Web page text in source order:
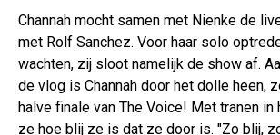
Channah mocht samen met Nienke de
met Rolf Sanchez. Voor haar solo
wachten, zij sloot namelijk de show af.
de vlog is Channah door het dolle heen,
halve finale van The Voice! Met tranen in
ze hoe blij ze is dat ze door is. "Zo blij,